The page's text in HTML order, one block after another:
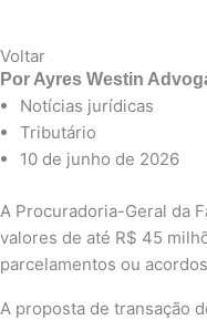
Voltar
Por Ayres Westin
Notícias jurídicas
Tributário
10 de junho de 2026
A Procuradoria-Geral da
valores de até R$ 45
parcelamentos ou
A proposta de transação